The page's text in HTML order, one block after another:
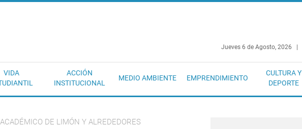
Jueves 6 de Agosto, 2026
VIDA
ACCIÓN
INSTITUCIONAL
MEDIO AMBIENTE EMPRENDIMIENTO
CULTURA Y
DEPORTE
DE LIMÓN Y ALREDEDORES